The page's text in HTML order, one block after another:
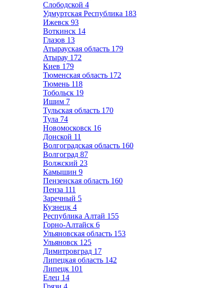
Слободской 4
Удмуртская Республика 183
Ижевск 93
Воткинск 14
Глазов 13
Атырауская область 179
Атырау 172
Киев 179
Тюменская область 172
Тюмень 118
Тобольск 19
Ишим 7
Тульская область 170
Тула 74
Новомосковск 16
Донской 11
Волгоградская область 160
Волгоград 87
Волжский 23
Камышин 9
Пензенская область 160
Пенза 111
Заречный 5
Кузнецк 4
Республика Алтай 155
Горно-Алтайск 6
Ульяновская область 153
Ульяновск 125
Димитровград 17
Липецкая область 142
Липецк 101
Елец 14
Грязи 4